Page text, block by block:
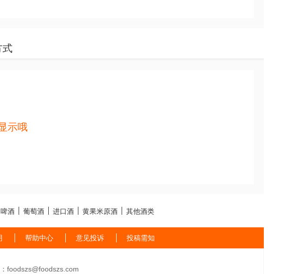
示哦
啤酒 葡萄酒 进口酒 黄果米原酒 其他酒类
帮助中心 意见投诉 投稿需知
foodszs@foodszs.com